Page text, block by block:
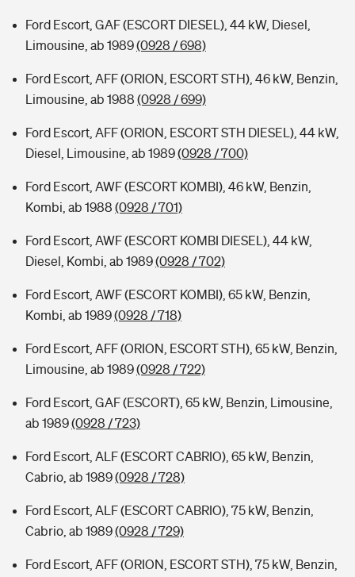
Ford Escort, GAF (ESCORT DIESEL), 44 kW, Diesel,
Limousine, ab 1989(0928 / 698)
Ford Escort, AFF (ORION, ESCORT STH), 46 kW, Benzin,
Limousine, ab 1988 (0928 / 699)
Ford Escort, AFF (ORION, ESCORT STH DIESEL), 44 kW,
Diesel, Limousine, ab 1989(0928 / 700)
Ford Escort, AWF (ESCORT KOMBI), 46 kW, Benzin,
Kombi, ab 1988 (0928 / 701)
Ford Escort, AWF (ESCORT KOMBI DIESEL), 44 kW,
Diesel, Kombi, ab 1989(0928 / 702)
Ford Escort, AWF (ESCORT KOMBI), 65 kW, Benzin,
Kombi, ab 1989(0928 / 718)
Ford Escort, AFF (ORION, ESCORT STH), 65 kW, Benzin,
Limousine, ab 1989(0928 / 722)
Ford Escort, GAF (ESCORT), 65 kW, Benzin, Limousine,
ab 1989(0928 / 723)
Ford Escort, ALF (ESCORT CABRIO), 65 kW, Benzin,
Cabrio, ab 1989(0928 / 728)
Ford Escort, ALF (ESCORT CABRIO), 75 kW, Benzin,
Cabrio, ab 1989(0928 / 729)
Ford Escort, AFF (ORION, ESCORT STH), 75 kW, Benzin,